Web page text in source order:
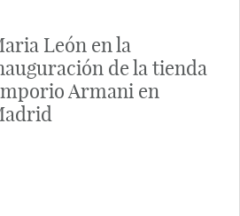
León en la
de la tienda
Armani en